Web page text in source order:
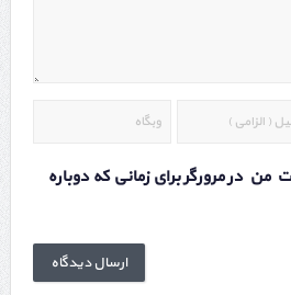
من در مرورگر برای زمانی که دوباره